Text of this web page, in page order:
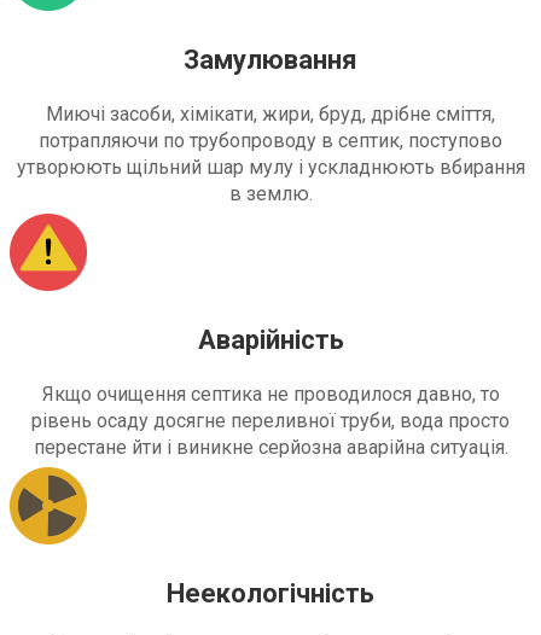
Замулювання
Миючі засоби, хімікати, жири, бруд, дрібне сміття,
потрапляючи по трубопроводу в септик, поступово
утворюють щільний шар мулу і ускладнюють вбирання
в землю.
Аварійність
Якщо очищення септика не проводилося давно, то
рівень осаду досягне переливної труби, вода просто
перестане йти і виникне серйозна аварійна ситуація.
Неекологічність